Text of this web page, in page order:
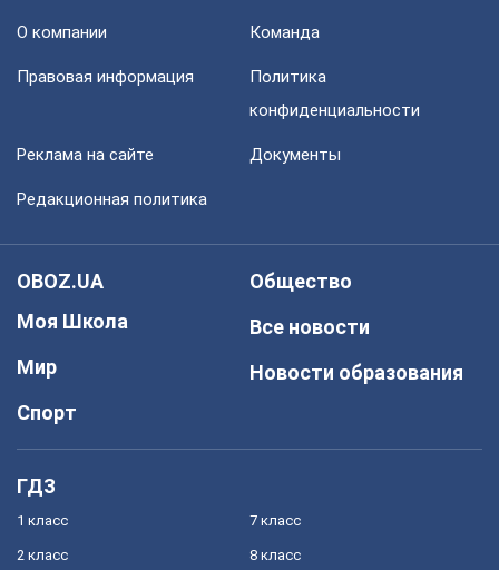
О компании Команда
Правовая информация
Политика
конфиденциальности
Реклама на сайте Документы
Редакционная политика
OBOZ.UA
Моя Школа
Мир
Спорт
Общество
Все новости
Новости образования
ГДЗ
1 класс
2 класс
7 класс
8 класс